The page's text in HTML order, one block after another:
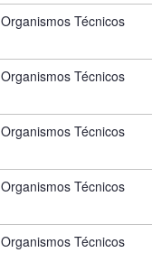
Organismos Técnicos
Organismos Técnicos
Organismos Técnicos
Organismos Técnicos
Organismos Técnicos